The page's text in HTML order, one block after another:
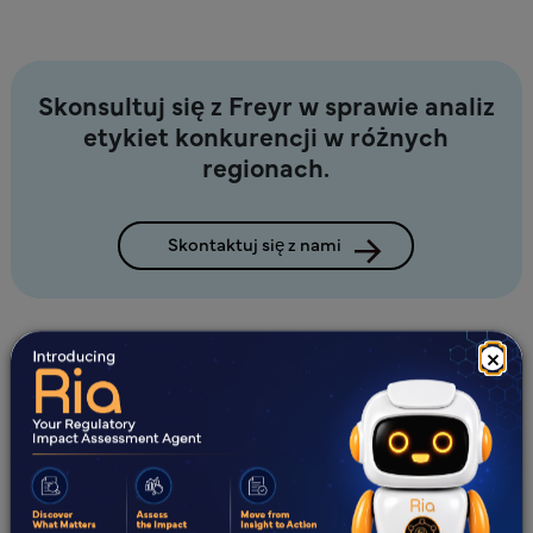
×
Skonsultuj się z Freyr w sprawie analiz
etykiet konkurencji w różnych
regionach.
Skontaktuj się z nami
Co nowego?
Wszystkie Blogi Studia przypadków
E-booki
Webinary
Białe księgi
Czym jest etykietowanie regulacyjne?